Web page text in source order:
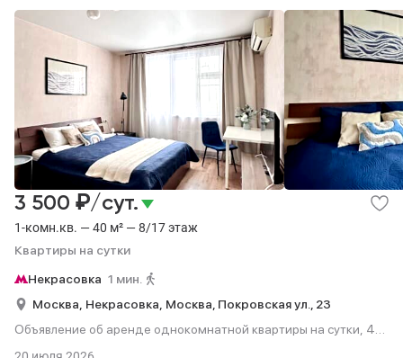
1-комн.кв. — 40 м² — 8/17 этаж
Квартиры на сутки
3 500 ₽/сут.
Некрасовка 1 мин.
Москва, Некрасовка, Москва, Покровская ул., 23
Объявление об аренде однокомнатной квартиры на сутки, 40